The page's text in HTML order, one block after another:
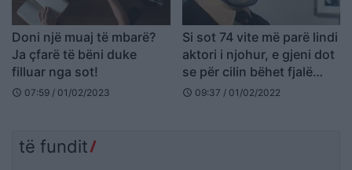
Doni një muaj të mbarë?
Ja çfarë të bëni duke
filluar nga sot!
schedule 07:59 / 01/02/2023
Si sot 74 vite më parë lindi
aktori i njohur, e gjeni dot
se për cilin bëhet fjalë
(FOTO LAJM)
schedule 09:37 / 01/02/2022
të fundit